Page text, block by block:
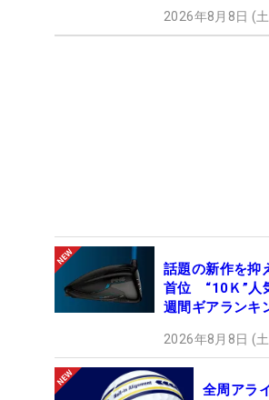
2026年8月8日 (
話題の新作を抑
首位 “10Ｋ”人
週間ギアランキ
2026年8月8日 (
全周アラ